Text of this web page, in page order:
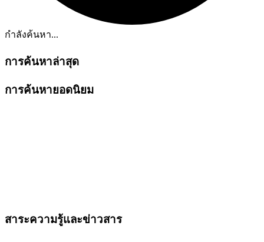
กำลังค้นหา...
การค้นหาล่าสุด
การค้นหายอดนิยม
สาระความรู้และข่าวสาร